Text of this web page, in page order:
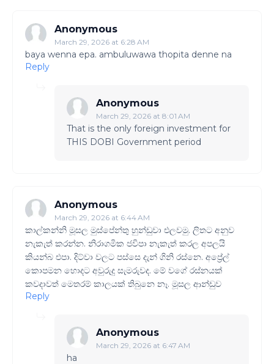
Anonymous
March 29, 2026 at 6:28 AM
baya wenna epa. ambuluwawa thopita denne na
Reply
Anonymous
March 29, 2026 at 8:01 AM
That is the only foreign investment for
THIS DOBI Government period
Anonymous
March 29, 2026 at 6:44 AM
කාල්කන්නි මූසල මුස්පේන්තු හුන්ඩුවා එලවමු. ලිතට අනුව
නැකැත් කරන්න. නිරාගමික ජවිපා නැකැත් කරල අපලයි
කියන්බ එපා. දිට්වා වලට පස්සෙ දැන් ගිනි රස්නෙ. අප්‍රේල්
කොපමන හොදට අවුරුදු සැමරුවද. මේ වගේ රස්නයක්
කවදාවත් මෙතරම් කාලයක් තිබුනෙ නෑ. මූසල ආන්ඩුව
Reply
Anonymous
March 29, 2026 at 6:47 AM
ha